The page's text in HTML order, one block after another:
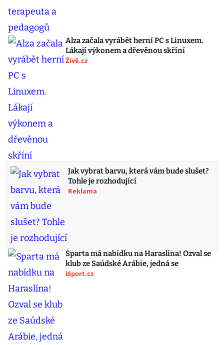
Alza začala vyrábět herní PC s Linuxem.
Lákají výkonem a dřevěnou skříní
Živě.cz
Jak vybrat barvu, která vám bude slušet?
Tohle je rozhodující
Reklama
Sparta má nabídku na Haraslína! Ozval se
klub ze Saúdské Arábie, jedná se
iSport.cz